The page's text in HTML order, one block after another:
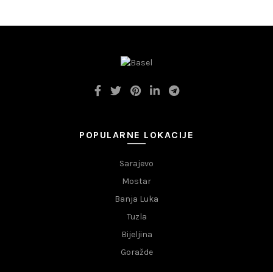
POPULARNE LOKACIJE
Sarajevo
Mostar
Banja Luka
Tuzla
Bijeljina
Goražde